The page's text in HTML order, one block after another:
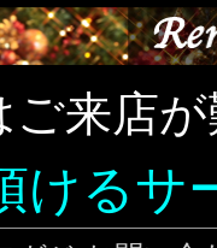
来店
けるサ